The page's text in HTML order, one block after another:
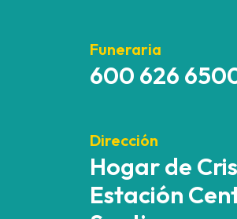
Funeraria
600 626
Dirección
Hogar de
Estación